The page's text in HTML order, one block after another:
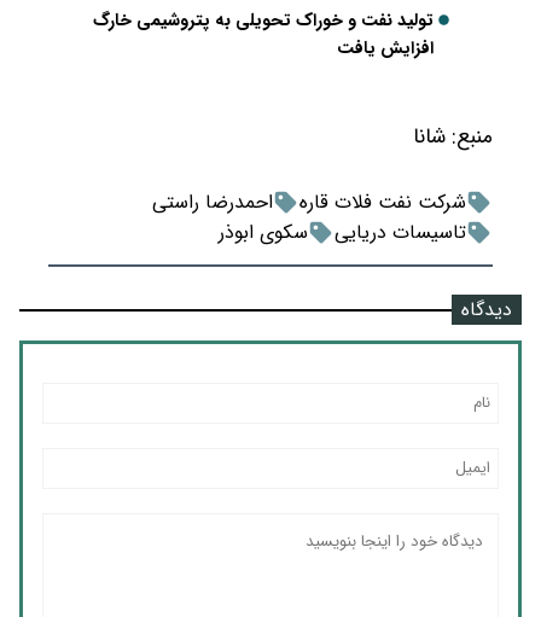
تولید نفت و خوراک تحویلی به پتروشیمی خارگ
افزایش یافت
منبع: شانا
شرکت نفت فلات قاره
احمدرضا راستی
تاسیسات دریایی
سکوی ابوذر
دیدگاه